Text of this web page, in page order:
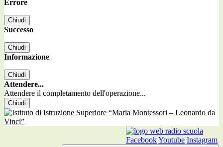
Errore
Chiudi
Successo
Chiudi
Informazione
Chiudi
Attendere...
Attendere il completamento dell'operazione...
Chiudi
FacebookYoutube Instagram